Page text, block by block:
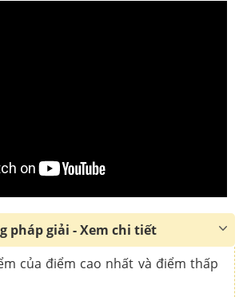
pháp giải - Xem chi tiết
của điểm cao nhất và điểm thấp